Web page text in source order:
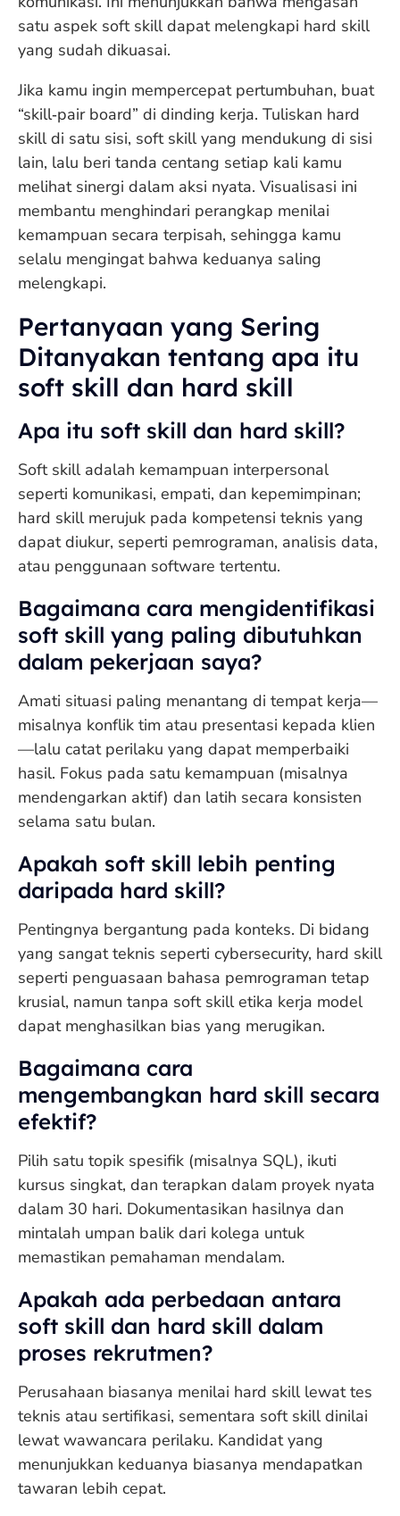
satu aspek soft skill dapat melengkapi hard skill
yang sudah dikuasai.
Jika kamu ingin mempercepat pertumbuhan, buat
“skill‑pair board” di dinding kerja. Tuliskan hard
skill di satu sisi, soft skill yang mendukung di sisi
lain, lalu beri tanda centang setiap kali kamu
melihat sinergi dalam aksi nyata. Visualisasi ini
membantu menghindari perangkap menilai
kemampuan secara terpisah, sehingga kamu
selalu mengingat bahwa keduanya saling
melengkapi.
Pertanyaan yang Sering
Ditanyakan tentang apa itu
soft skill dan hard skill
Apa itu soft skill dan hard skill?
Soft skill adalah kemampuan interpersonal
seperti komunikasi, empati, dan kepemimpinan;
hard skill merujuk pada kompetensi teknis yang
dapat diukur, seperti pemrograman, analisis data,
atau penggunaan software tertentu.
Bagaimana cara mengidentifikasi
soft skill yang paling dibutuhkan
dalam pekerjaan saya?
Amati situasi paling menantang di tempat kerja—
misalnya konflik tim atau presentasi kepada klien
—lalu catat perilaku yang dapat memperbaiki
hasil. Fokus pada satu kemampuan (misalnya
mendengarkan aktif) dan latih secara konsisten
selama satu bulan.
Apakah soft skill lebih penting
daripada hard skill?
Pentingnya bergantung pada konteks. Di bidang
yang sangat teknis seperti cybersecurity, hard skill
seperti penguasaan bahasa pemrograman tetap
krusial, namun tanpa soft skill etika kerja model
dapat menghasilkan bias yang merugikan.
Bagaimana cara
mengembangkan hard skill secara
efektif?
Pilih satu topik spesifik (misalnya SQL), ikuti
kursus singkat, dan terapkan dalam proyek nyata
dalam 30 hari. Dokumentasikan hasilnya dan
mintalah umpan balik dari kolega untuk
memastikan pemahaman mendalam.
Apakah ada perbedaan antara
soft skill dan hard skill dalam
proses rekrutmen?
Perusahaan biasanya menilai hard skill lewat tes
teknis atau sertifikasi, sementara soft skill dinilai
lewat wawancara perilaku. Kandidat yang
menunjukkan keduanya biasanya mendapatkan
tawaran lebih cepat.